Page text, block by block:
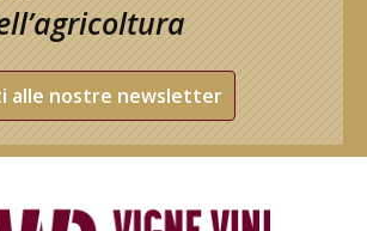
alle nostre newsletter